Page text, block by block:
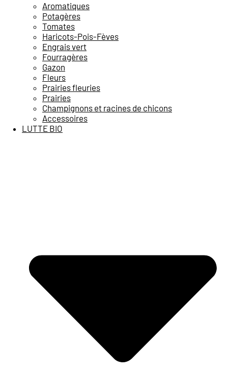
Aromatiques
Potagères
Tomates
Haricots-Pois-Fèves
Engrais vert
Fourragères
Gazon
Fleurs
Prairies fleuries
Prairies
Champignons et racines de chicons
Accessoires
LUTTE BIO